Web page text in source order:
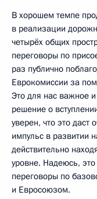
В хорошем темпе
в реализации
четырёх общих
переговоры по
раз публично
Еврокомиссии за
Это для нас важное
решение о
уверен, что это даст
импульс в развитии
действительно
уровне. Надеюсь,
переговоры по
и Евросоюзом.